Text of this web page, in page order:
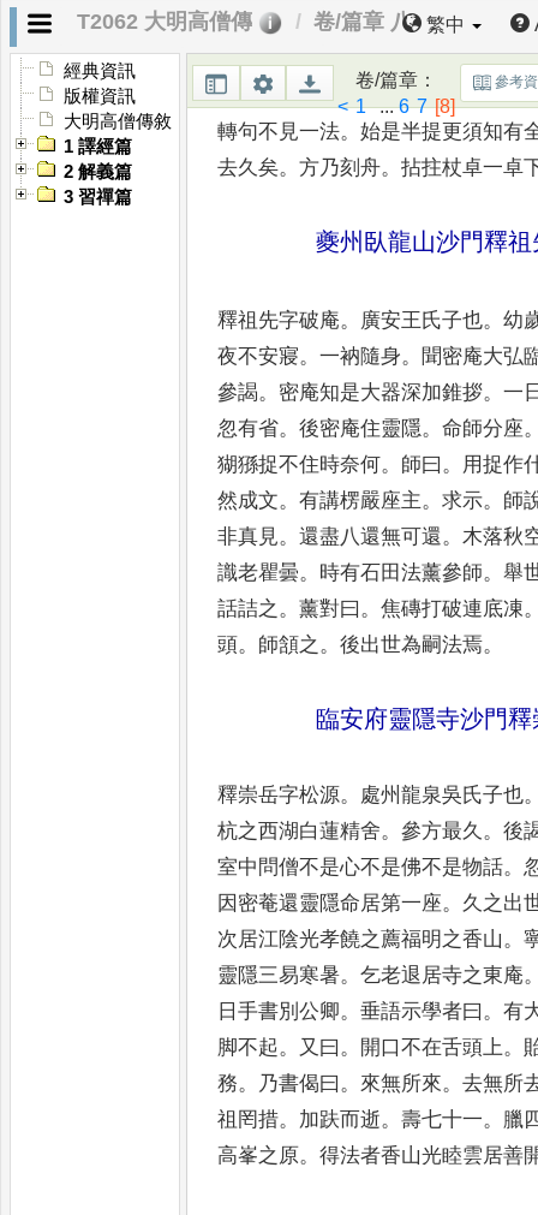
T2062 大明高僧傳 卷/篇章 八 繁中
經典資訊
版權資訊
大明高僧傳敘
1 譯經篇
2 解義篇
3 習禪篇
卷/篇章 ：
< 1...6 7 [8]
參考
喚作一句子擔枷帶鎖。 不喚作一句
俱透脫。得了淨倮倮赤洒洒。不可
盡。所以雲門大師道。盡乾坤大地
轉句不見一法。始是半提更須知有
去久矣。方乃刻舟。拈拄杖卓一卓
夔州臥龍山沙門釋祖
釋祖先字破庵。 廣安王氏子也。幼
夜不安寢。一衲隨身。 聞密庵大弘
參謁。 密庵知是大器深加錐拶。一
忽有省。後密庵住靈隱。命師分座
猢猻捉不住時奈何。 師曰。 用捉作
然成文。有講楞嚴座主。求示。 師
非真見。還盡八還無可還。木落秋
識老瞿曇。 時有石田法薰參師。舉
話詰之。薰對曰。焦磚打破連底凍
頭。 師頷之。後出世為嗣法焉。
臨安府靈隱寺沙門
釋崇岳字松源。 處州龍泉吳氏子也
杭之西湖白蓮精舍。參方最久。後
室中問僧不是心不是佛不是物話。
因密菴還靈隱命居第一座。 久之出
次居江陰光孝饒之薦福明之香山。
靈隱三易寒暑。乞老退居寺之東庵
日手書別公卿。垂語示學者曰 。有
脚不起。 又曰 。 開口不在舌頭上。
務。 乃書偈曰 。 來無所來。去無所
祖罔措。 加趺而逝。壽七十一。 臘
高峯之原。得法者香山光睦雲居善